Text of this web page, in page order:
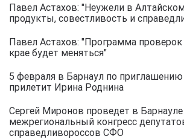
Павел Астахов: "Неужели в
продукты, совестливость и
Павел Астахов: "Программа
крае будет меняться"
5 февраля в Барнаул по
прилетит Ирина Роднина
Сергей Миронов проведет в Барнауле
межрегиональный конгресс
справедливороссов СФО